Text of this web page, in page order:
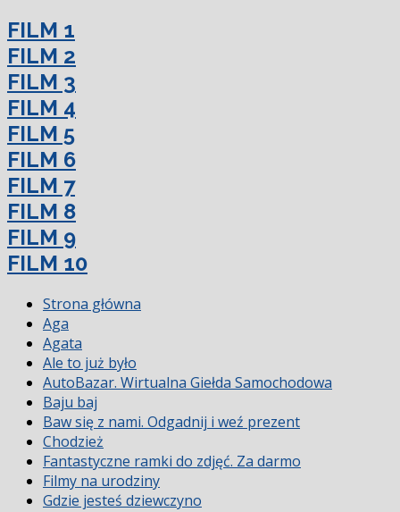
FILM 1
FILM 2
FILM 3
FILM 4
FILM 5
FILM 6
FILM 7
FILM 8
FILM 9
FILM 10
Strona główna
Aga
Agata
Ale to już było
AutoBazar. Wirtualna Giełda Samochodowa
Baju baj
Baw się z nami. Odgadnij i weź prezent
Chodzież
Fantastyczne ramki do zdjęć. Za darmo
Filmy na urodziny
Gdzie jesteś dziewczyno